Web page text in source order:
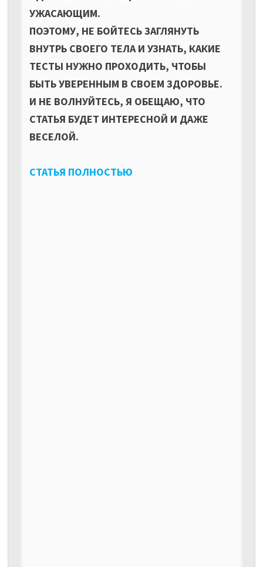
УЖАСАЮЩИМ.
ПОЭТОМУ, НЕ БОЙТЕСЬ ЗАГЛЯНУТЬ
ВНУТРЬ СВОЕГО ТЕЛА И УЗНАТЬ, КАКИЕ
ТЕСТЫ НУЖНО ПРОХОДИТЬ, ЧТОБЫ
БЫТЬ УВЕРЕННЫМ В СВОЕМ ЗДОРОВЬЕ.
И НЕ ВОЛНУЙТЕСЬ, Я ОБЕЩАЮ, ЧТО
СТАТЬЯ БУДЕТ ИНТЕРЕСНОЙ И ДАЖЕ
ВЕСЕЛОЙ.
СТАТЬЯ ПОЛНОСТЬЮ